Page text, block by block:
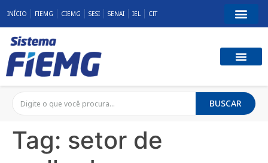
INÍCIO FIEMG CIEMG SESI SENAI IEL CIT
BUSCAR
Tag: setor de